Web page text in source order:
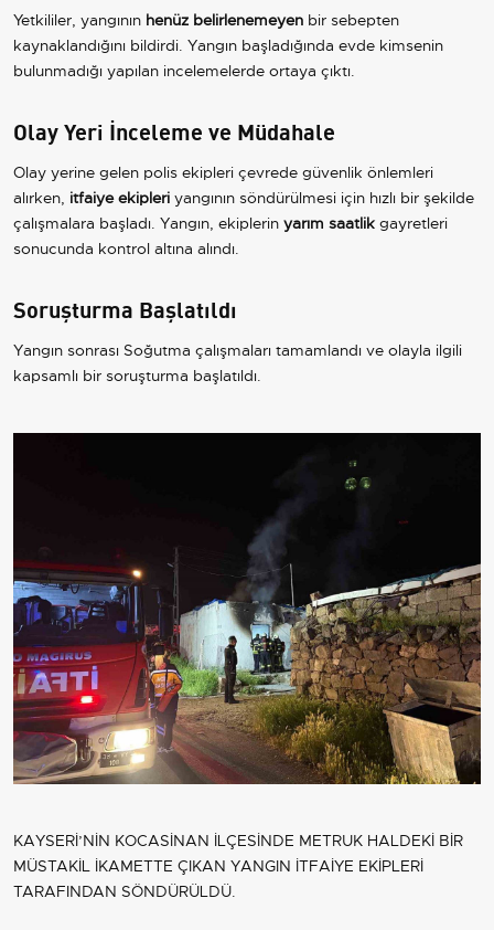
Yetkililer, yangının henüz belirlenemeyen bir sebepten
kaynaklandığını bildirdi. Yangın başladığında evde kimsenin
bulunmadığı yapılan incelemelerde ortaya çıktı.
Olay Yeri İnceleme ve Müdahale
Olay yerine gelen polis ekipleri çevrede güvenlik önlemleri
alırken, itfaiye ekipleri yangının söndürülmesi için hızlı bir şekilde
çalışmalara başladı. Yangın, ekiplerin yarım saatlik gayretleri
sonucunda kontrol altına alındı.
Soruşturma Başlatıldı
Yangın sonrası Soğutma çalışmaları tamamlandı ve olayla ilgili
kapsamlı bir soruşturma başlatıldı.
KAYSERİ’NİN KOCASİNAN İLÇESİNDE METRUK HALDEKİ BİR
MÜSTAKİL İKAMETTE ÇIKAN YANGIN İTFAİYE EKİPLERİ
TARAFINDAN SÖNDÜRÜLDÜ.